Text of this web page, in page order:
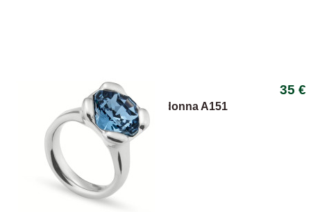
35 €
Bracciale anima Dodo Mariani donna A151